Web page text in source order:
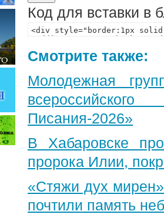
Код для вставки в
Смотрите также:
Молодежная
Писания-2026»
В Хабаровске
пророка Илии,
«Стяжи дух
почтили память